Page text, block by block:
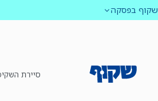
שקוף בפסקה
סיירת